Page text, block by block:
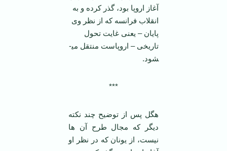
آغاز اروپا بود، گذر کرده و به
انقلاب فرانسه که از نظر وی
پایان – یعنی غایت تحول
تاریخی – اروپاست منتقل می­
شود.
***
هگل پس از توضیح چند نکته
دیگر که مجال طرح آن ها
نیست، از یونان که در نظر او